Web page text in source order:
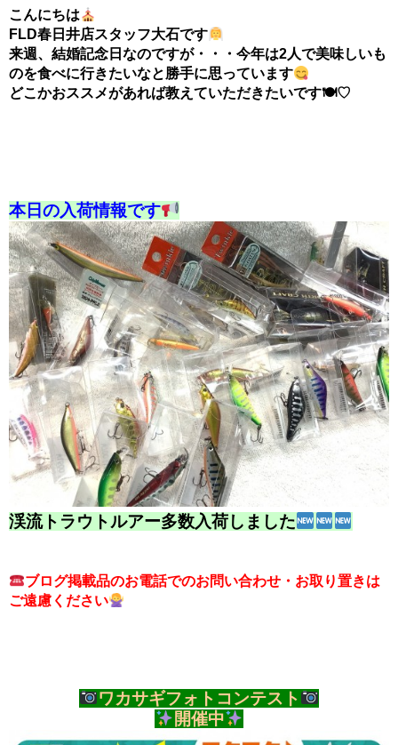
こんにちは
FLD春日井店スタッフ大石です
来週、結婚記念日なのですが・・・今年は2人で美味しいも
のを食べに行きたいなと勝手に思っています
どこかおススメがあれば教えていただきたいです🍽♡
本日の入荷情報です
渓流トラウトルアー多数入荷しました
ブログ掲載品のお電話でのお問い合わせ・お取り置きは
ご遠慮ください
ワカサギフォトコンテスト
開催中